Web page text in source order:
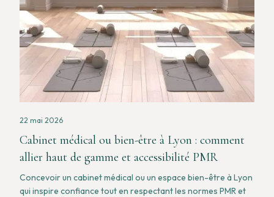
22 mai 2026
Cabinet médical ou bien-être à Lyon : comment
allier haut de gamme et accessibilité PMR
Concevoir un cabinet médical ou un espace bien-être à Lyon
qui inspire confiance tout en respectant les normes PMR et